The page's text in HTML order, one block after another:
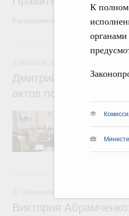
К
Распоряжение от 23 декабря 2022
Дмитрий Григоренко:
актов полностью
Виктория